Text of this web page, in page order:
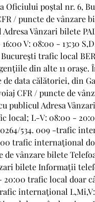
Oficiului poştal nr. 6,
/ puncte de vânzare
Vânzari bilete
V: 08:00 - 13:30
trafic local
din alte 11 oraşe.
data călătoriei, din
CFR / puncte de
publicul Adresa
local; L-V: 08:00 -
534. 009 -trafic
trafic internaţional
de vânzare bilete
bilete Informații
trafic local doar
internaţional L,Mi,V: